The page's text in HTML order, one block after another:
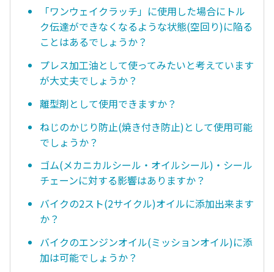
「ワンウェイクラッチ」に使用した場合にトル
ク伝達ができなくなるような状態(空回り)に陥る
ことはあるでしょうか？
プレス加工油として使ってみたいと考えています
が大丈夫でしょうか？
離型剤として使用できますか？
ねじのかじり防止(焼き付き防止)として使用可能
でしょうか？
ゴム(メカニカルシール・オイルシール)・シール
チェーンに対する影響はありますか？
バイクの2スト(2サイクル)オイルに添加出来ます
か？
バイクのエンジンオイル(ミッションオイル)に添
加は可能でしょうか？